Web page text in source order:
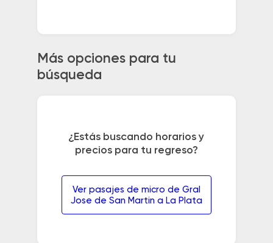
Más opciones para tu
búsqueda
¿Estás buscando horarios y
precios para tu regreso?
Ver pasajes de micro de Gral
Jose de San Martin a La Plata